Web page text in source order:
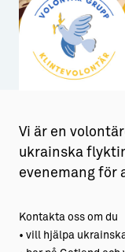
Visby
→
Allt om
→
Allt om
→
→
Vi är en
ukrainska
evenemang för
Kontakta oss om du
• vill hjälpa